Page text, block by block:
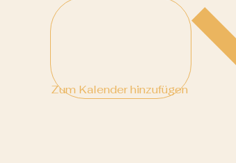
Zum Kalender hinzufügen